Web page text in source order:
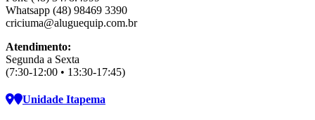
Whatsapp (48) 98469 3390
criciuma@aluguequip.com.br
Atendimento:
Segunda a Sexta
(7:30-12:00 • 13:30-17:45)
Unidade Itapema